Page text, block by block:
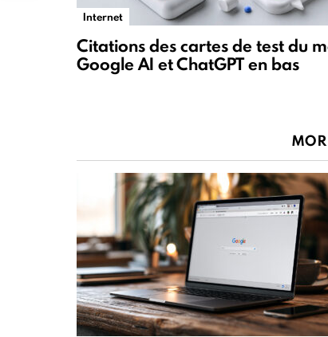
Internet
Citations des cartes de test du
Google AI et ChatGPT en bas